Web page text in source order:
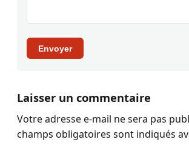
Envoyer
Laisser un commentaire
Votre adresse e-mail ne sera pas
champs obligatoires sont indiqués